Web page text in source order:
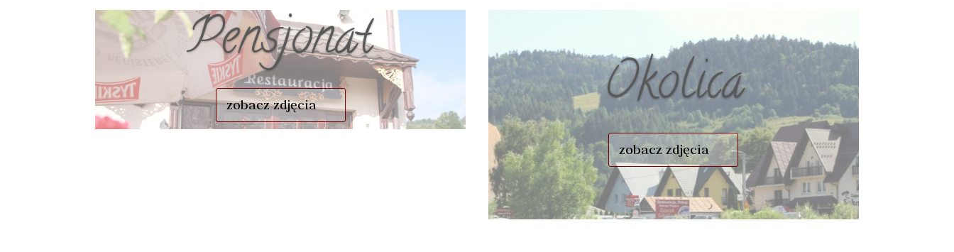
Pensjonat
zobacz zdjęcia Okolica
zobacz zdjęcia